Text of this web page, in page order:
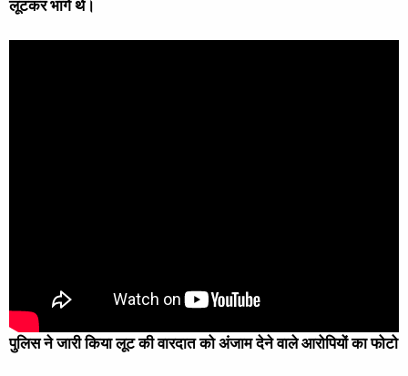
लूटकर भागे थे।
पुलिस ने जारी किया लूट की वारदात को अंजाम देने वाले आरोपियों का फोटो